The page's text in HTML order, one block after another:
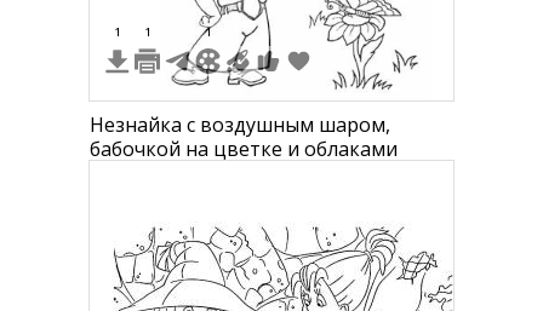
1 1 1
Незнайка с воздушным шаром,
бабочкой на цветке и облаками